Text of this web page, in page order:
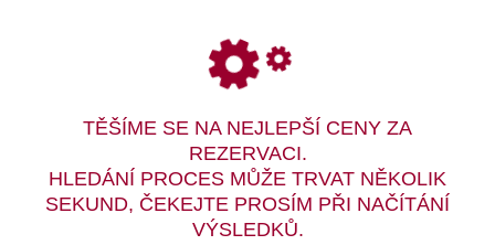
TĚŠÍME SE NA NEJLEPŠÍ CENY ZA
REZERVACI.
HLEDÁNÍ PROCES MŮŽE TRVAT NĚKOLIK
SEKUND, ČEKEJTE PROSÍM PŘI NAČÍTÁNÍ
VÝSLEDKŮ.